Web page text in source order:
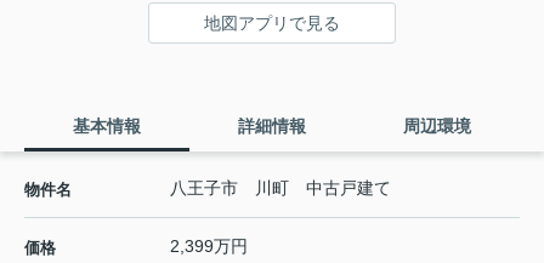
地図アプリで見る
基本情報 詳細情報 周辺環境
物件名 八王子市 川町 中古戸建て
価格 2,399万円